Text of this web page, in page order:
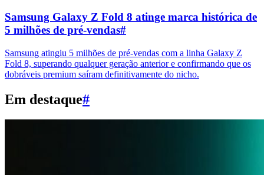
Samsung Galaxy Z Fold 8 atinge marca histórica de
5 milhões de pré-vendas#
Samsung atingiu 5 milhões de pré-vendas com a linha Galaxy Z
Fold 8, superando qualquer geração anterior e confirmando que os
dobráveis premium saíram definitivamente do nicho.
Em destaque#